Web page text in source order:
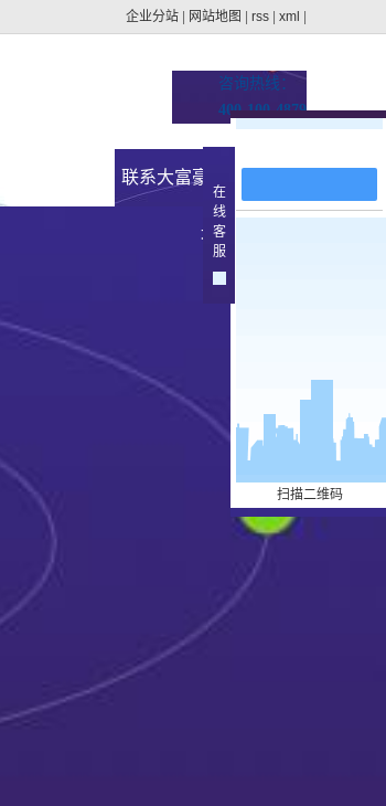
企业分站 网站地图 rss xml
咨询热线：
400-100-4879
联系大富豪官方下载地
址
在
线
客
服
扫描二维码